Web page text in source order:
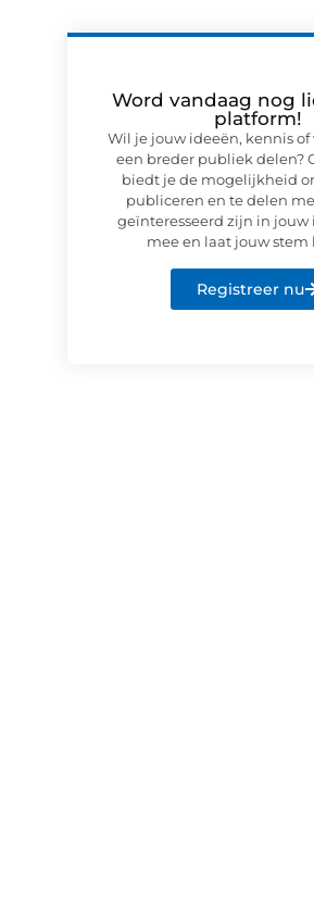
Word vandaag nog
platform!
Wil je jouw ideeën, kennis
een breder publiek delen?
biedt je de mogelijkheid
publiceren en te delen
geïnteresseerd zijn in jouw
mee en laat jouw stem
Registreer nu